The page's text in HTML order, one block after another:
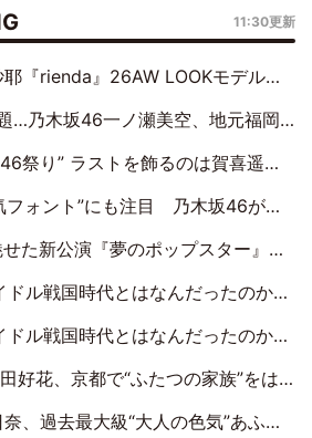
11:30更新
rienda』26AW LOOKモデルに就任
瀬美空、地元福岡『めんべい25周年トップサポーター』に就任
は賀喜遥香…5年ぶりの登場に「5年分大人になった私を見ていただけたら」
も注目 乃木坂46が挑んだ書道パフォーマンスの舞台裏
『夢のポップスター』 初日から全身全霊のステージ
組.inc・古川未鈴×相沢梨紗「『ハロプロやりたかったな』って言ったら、夢眠ねむさんに『てめえはでんぱ組．incなんだよ！』って肩パンされて(笑)」
立恵比寿中学・真山りか×安本彩花「TIFで10年ぶりのキョンシーメイクをしたら、場を完全に引かせてしまって。時代が変わったんだなって」
つの家族”をはしご！ “母”黒谷友香に見送られ、“父”松岡昌宏とはハシゴ酒
去最大級“大人の色気”あふれる入浴姿披露